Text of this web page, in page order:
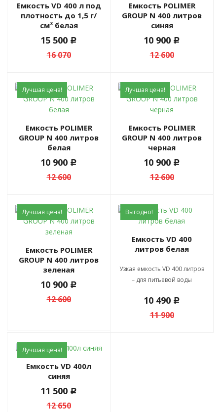
Емкость VD 400 л под
плотность до 1,5 г/
см³ белая
15 500 c
16 070
Емкость POLIMER
GROUP N 400 литров
синяя
10 900 c
12 600
Лучшая цена!
Емкость POLIMER
GROUP N 400 литров
белая
10 900 c
12 600
Лучшая цена!
Емкость POLIMER
GROUP N 400 литров
черная
10 900 c
12 600
Лучшая цена!
Емкость POLIMER
GROUP N 400 литров
зеленая
10 900 c
12 600
Выгодно!
Емкость VD 400
литров белая
Узкая емкость VD 400 литров
– для питьевой воды
10 490 c
11 900
Лучшая цена!
Емкость VD 400л
синяя
11 500 c
12 650